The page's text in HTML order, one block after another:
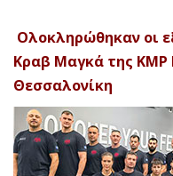
Ολοκληρώθηκαν οι
Κραβ Μαγκά της
Θεσσαλονίκη